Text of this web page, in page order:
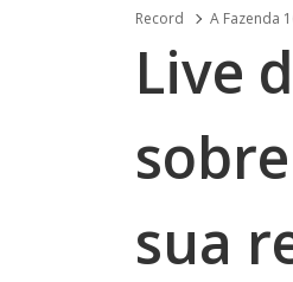
Record A Fazenda
Live
sua